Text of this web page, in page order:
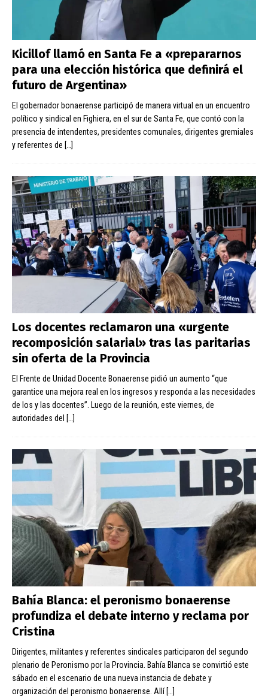
Kicillof llamó en Santa Fe a «prepararnos
para una elección histórica que definirá el
futuro de Argentina»
El gobernador bonaerense participó de manera virtual en un encuentro
político y sindical en Fighiera, en el sur de Santa Fe, que contó con la
presencia de intendentes, presidentes comunales, dirigentes gremiales
y referentes de […]
Los docentes reclamaron una «urgente
recomposición salarial» tras las paritarias
sin oferta de la Provincia
El Frente de Unidad Docente Bonaerense pidió un aumento “que
garantice una mejora real en los ingresos y responda a las necesidades
de los y las docentes”. Luego de la reunión, este viernes, de
autoridades del […]
Bahía Blanca: el peronismo bonaerense
profundiza el debate interno y reclama por
Cristina
Dirigentes, militantes y referentes sindicales participaron del segundo
plenario de Peronismo por la Provincia. Bahía Blanca se convirtió este
sábado en el escenario de una nueva instancia de debate y
organización del peronismo bonaerense. Allí […]